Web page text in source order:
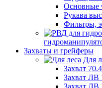
Основные
Рукава
Фильтры,
Захваты и грейферы
Для
Захват
Захват ЛВ
Захват ЛВ